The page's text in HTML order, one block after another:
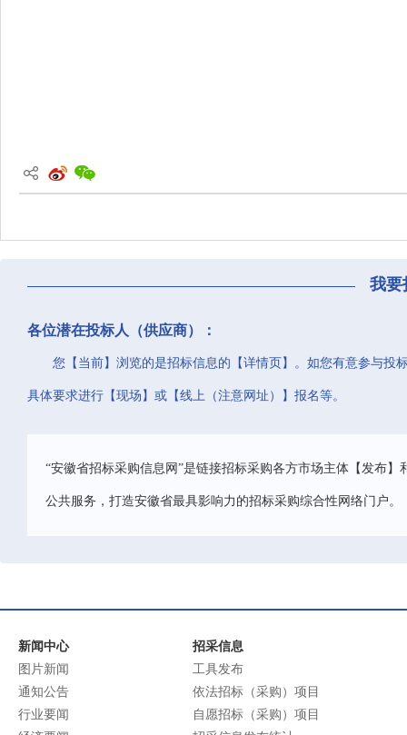
我要
各位潜在投标人（供应商）：
您【当前】浏览的是招标信息的【详情页】。如您有意参与投
具体要求进行【现场】或【线上（注意网址）】报名等。
“安徽省招标采购信息网”是链接招标采购各方市场主体【发布
公共服务，打造安徽省最具影响力的招标采购综合性网络门户。
新闻中心
图片新闻
通知公告
行业要闻
招采信息
工具发布
依法招标（采购）项目
自愿招标（采购）项目